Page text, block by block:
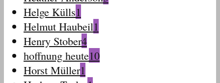
Helge Külls1
Helmut Haubeil1
Henry Stober4
hoffnung heute10
Horst Müller1